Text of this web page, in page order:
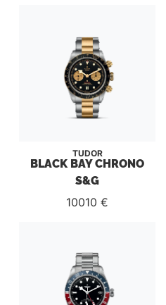
TUDOR
BLACK BAY CHRONO
S&G
10010 €